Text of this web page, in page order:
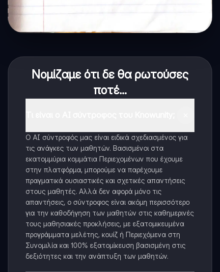
Νομίζαμε ότι δε θα ρωτούσες
ποτέ...
Ο AI σύντροφός μας είναι ειδικά σχεδιασμένος για
τις ανάγκες των μαθητών. Βασισμένοι στα
εκατομμύρια κομμάτια Περιεχομένων που έχουμε
στην πλατφόρμα, μπορούμε να παρέχουμε
πραγματικά ουσιαστικές και σχετικές απαντήσεις
στους μαθητές. Αλλά δεν αφορά μόνο τις
απαντήσεις, ο σύντροφος είναι ακόμη περισσότερο
για την καθοδήγηση των μαθητών στις καθημερινές
τους μαθησιακές προκλήσεις, με εξατομικευμένα
προγράμματα μελέτης, κουίζ ή Περιεχόμενα στη
Συνομιλία και 100% εξατομίκευση βασισμένη στις
δεξιότητες και την ανάπτυξη των μαθητών.